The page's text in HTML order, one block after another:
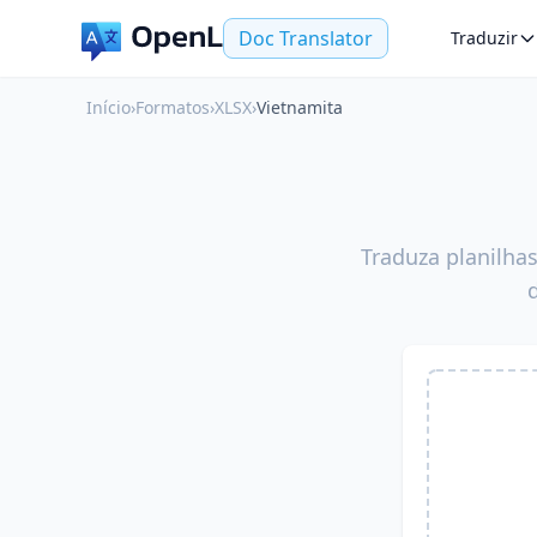
Doc Translator Traduzir
Início›Formatos›XLSX›Vietnamita
Traduza